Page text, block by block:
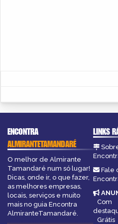
ENCONTRA
ALMIRANTETAMANDARÉ
O melhor de Almirante
Tamandaré num só lugar!
Dicas, onde ir, o que fazer,
as melhores empresas,
locais, serviços e muito
mais no guia Encontra
AlmiranteTamandaré.
LINKS
Fale
Com
Grátis